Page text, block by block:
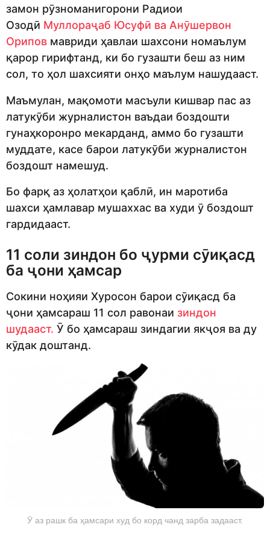
замон рӯзноманигорони Радиои
Озодӣ Муллораҷаб Юсуфӣ ва Анӯшервон
Орипов мавриди ҳавлаи шахсони номаълум
қарор гирифтанд, ки бо гузашти беш аз ним
сол, то ҳол шахсияти онҳо маълум нашудааст.
Маъмулан, мақомоти масъули кишвар пас аз
латукӯби журналистон ваъдаи боздошти
гунаҳкоронро мекарданд, аммо бо гузашти
муддате, касе барои латукӯби журналистон
боздошт намешуд.
Бо фарқ аз ҳолатҳои қаблӣ, ин маротиба
шахси ҳамлавар мушаххас ва худи ӯ боздошт
гардидааст.
11 соли зиндон бо ҷурми сӯиқасд
ба ҷони ҳамсар
Сокини ноҳияи Хуросон барои сӯиқасд ба
ҷони ҳамсараш 11 сол равонаи зиндон
шудааст. Ӯ бо ҳамсараш зиндагии якҷоя ва ду
кӯдак доштанд.
Ӯ аз рашк ба ҳамсари худ бо корд чанд зарба задааст.